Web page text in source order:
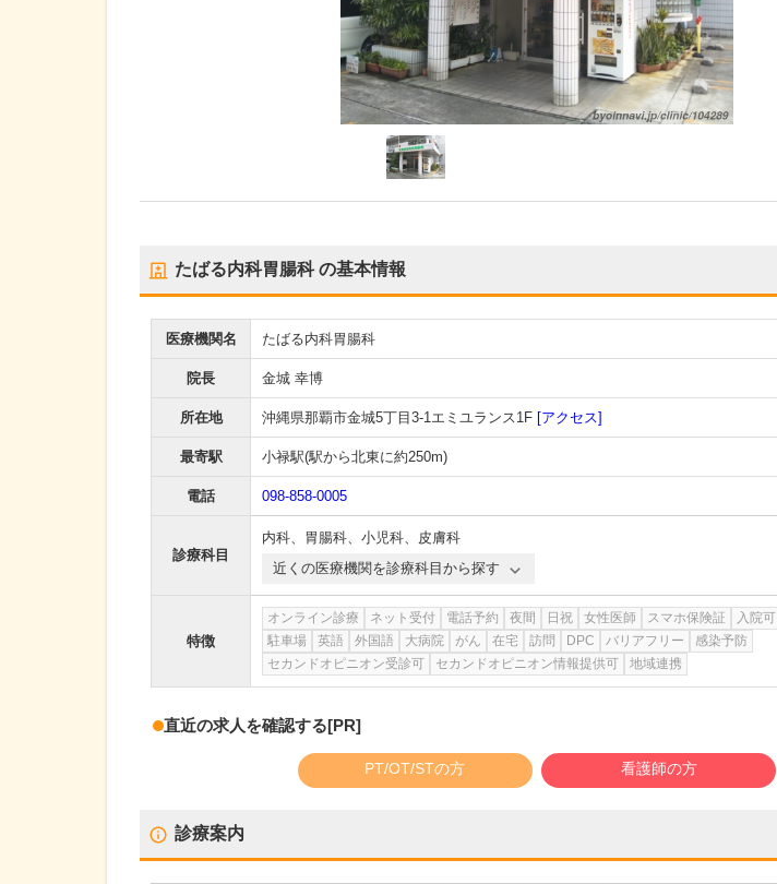
たばる内科胃腸科の基本情報
医療機関名 たばる内科胃腸科
院長 金城 幸博
所在地 沖縄県那覇市金城5丁目3-1エミユランス1F [アクセス]
最寄駅 小禄駅(駅から北東に約250m)
電話 098-858-0005
診療科目
内科、 胃腸科、 小児科、 皮膚科
近くの医療機関を診療科目から探す
特徴
オンライン診療 ネット受付 電話予約 夜間 日祝 女性医師 スマホ保険証 入院可
駐車場
英語 外国語 大病院 がん 在宅 訪問 DPC バリアフリー
感染予防
セカンドオピニオン受診可
セカンドオピニオン情報提供可 地域連携
直近の求人を確認する[PR]
PT/OT/STの方 看護師の方
診療案内